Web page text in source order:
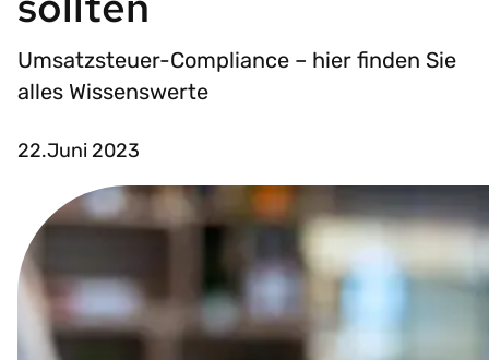
Umsatzsteuer-Compliance – hier finden Sie
alles Wissenswerte
22.Juni 2023